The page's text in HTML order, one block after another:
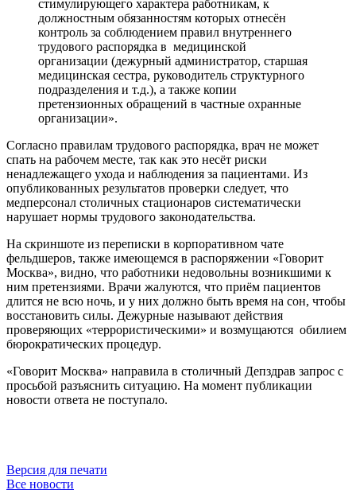
стимулирующего характера работникам, к
должностным обязанностям которых отнесён
контроль за соблюдением правил внутреннего
трудового распорядка в медицинской
организации (дежурный администратор, старшая
медицинская сестра, руководитель структурного
подразделения и т.д.), а также копии
претензионных обращений в частные охранные
организации».
Согласно правилам трудового распорядка, врач не может
спать на рабочем месте, так как это несёт риски
ненадлежащего ухода и наблюдения за пациентами. Из
опубликованных результатов проверки следует, что
медперсонал столичных стационаров систематически
нарушает нормы трудового законодательства.
На скриншоте из переписки в корпоративном чате
фельдшеров, также имеющемся в распоряжении «Говорит
Москва», видно, что работники недовольны возникшими к
ним претензиями. Врачи жалуются, что приём пациентов
длится не всю ночь, и у них должно быть время на сон, чтобы
восстановить силы. Дежурные называют действия
проверяющих «террористическими» и возмущаются обилием
бюрократических процедур.
«Говорит Москва» направила в столичный Депздрав запрос с
просьбой разъяснить ситуацию. На момент публикации
новости ответа не поступало.
Версия для печати
Все новости